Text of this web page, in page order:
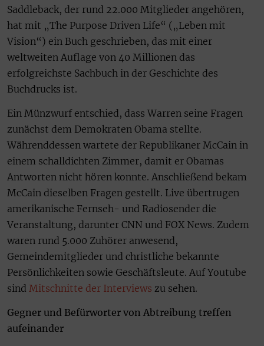
Saddleback, der rund 22.000 Mitglieder angehören,
hat mit „The Purpose Driven Life“ („Leben mit
Vision“) ein Buch geschrieben, das mit einer
weltweiten Auflage von 40 Millionen das
erfolgreichste Sachbuch in der Geschichte des
Buchdrucks ist.
Ein Münzwurf entschied, dass Warren seine Fragen
zunächst dem Demokraten Obama stellte.
Währenddessen wartete der Republikaner McCain in
einem schalldichten Zimmer, damit er Obamas
Antworten nicht hören konnte. Anschließend bekam
McCain dieselben Fragen gestellt. Live übertrugen
amerikanische Fernseh- und Radiosender die
Veranstaltung, darunter CNN und FOX News. Zudem
waren rund 5.000 Zuhörer anwesend,
Gemeindemitglieder und christliche bekannte
Persönlichkeiten sowie Geschäftsleute. Auf Youtube
sind Mitschnitte der Interviews zu sehen.
Gegner und Befürworter von Abtreibung treffen
aufeinander